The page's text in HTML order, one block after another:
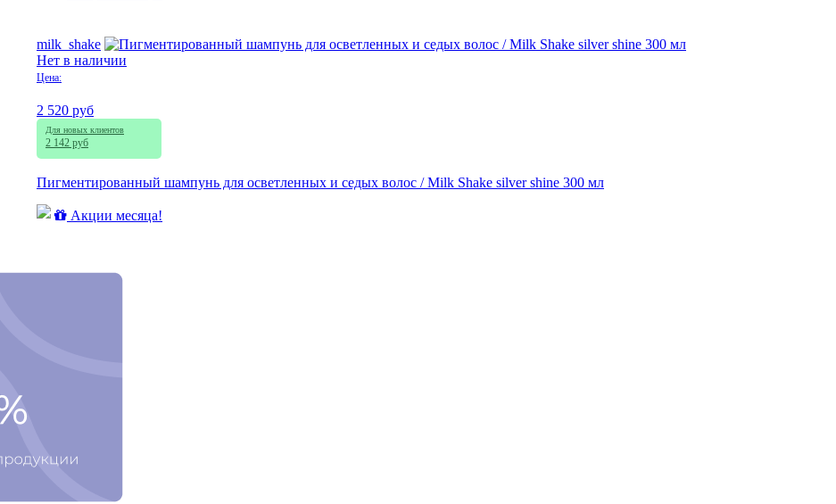
milk_shake
Нет в наличии
Цена:
2 520 руб
Для новых клиентов
2 142 руб
Пигментированный шампунь для осветленных и седых волос / Milk Shake silver shine 300 мл
Акции месяца!